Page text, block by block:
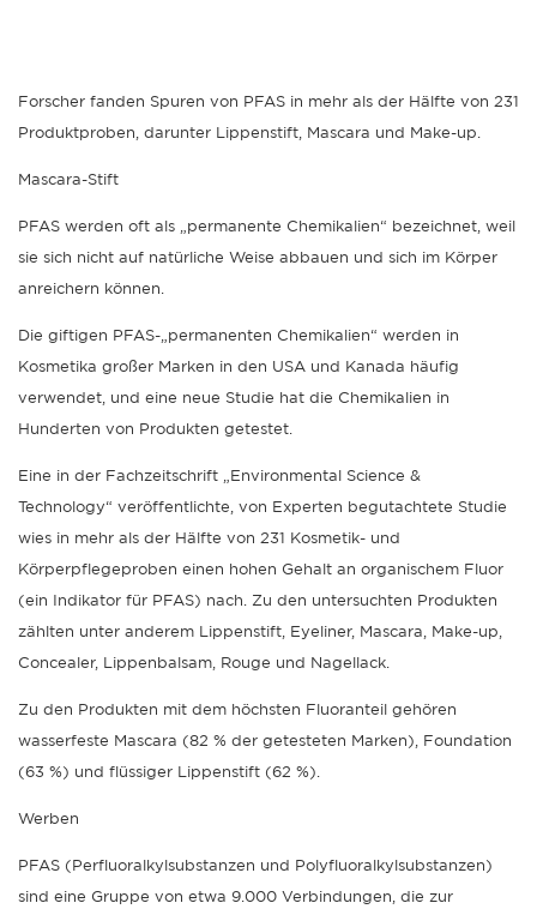
Forscher fanden Spuren von PFAS in mehr als der Hälfte von 231
Produktproben, darunter Lippenstift, Mascara und Make-up.
Mascara-Stift
PFAS werden oft als „permanente Chemikalien“ bezeichnet, weil
sie sich nicht auf natürliche Weise abbauen und sich im Körper
anreichern können.
Die giftigen PFAS-„permanenten Chemikalien“ werden in
Kosmetika großer Marken in den USA und Kanada häufig
verwendet, und eine neue Studie hat die Chemikalien in
Hunderten von Produkten getestet.
Eine in der Fachzeitschrift „Environmental Science &
Technology“ veröffentlichte, von Experten begutachtete Studie
wies in mehr als der Hälfte von 231 Kosmetik- und
Körperpflegeproben einen hohen Gehalt an organischem Fluor
(ein Indikator für PFAS) nach. Zu den untersuchten Produkten
zählten unter anderem Lippenstift, Eyeliner, Mascara, Make-up,
Concealer, Lippenbalsam, Rouge und Nagellack.
Zu den Produkten mit dem höchsten Fluoranteil gehören
wasserfeste Mascara (82 % der getesteten Marken), Foundation
(63 %) und flüssiger Lippenstift (62 %).
Werben
PFAS (Perfluoralkylsubstanzen und Polyfluoralkylsubstanzen)
sind eine Gruppe von etwa 9.000 Verbindungen, die zur